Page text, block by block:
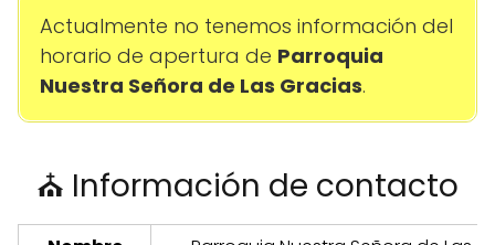
Actualmente no tenemos información del
horario de apertura de Parroquia
Nuestra Señora de Las Gracias.
⛪ Información de contacto